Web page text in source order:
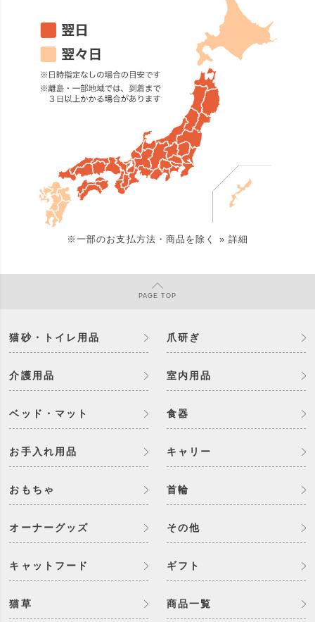
※一部のお支払方法・商品を除く » 詳細
PAGETOP
猫砂・トイレ用品 爪研ぎ
介護用品 室内用品
ベッド・マット 食器
お手入れ用品 キャリー
おもちゃ 首輪
オーナーグッズ
キャットフード
猫草
その他
ギフト
商品一覧